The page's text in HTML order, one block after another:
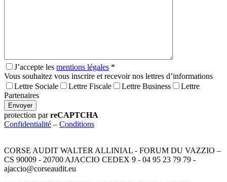
J’accepte les mentions légales *
Vous souhaitez vous inscrire et recevoir nos lettres d’informations
Lettre Sociale
Lettre Fiscale Lettre Business
Lettre
Partenaires
Envoyer
protection parreCAPTCHA
Confidentialité – Conditions
CORSE AUDIT WALTER ALLINIAL - FORUM DU VAZZIO –
CS 90009 - 20700 AJACCIO CEDEX 9 - 04 95 23 79 79 -
ajaccio@corseaudit.eu